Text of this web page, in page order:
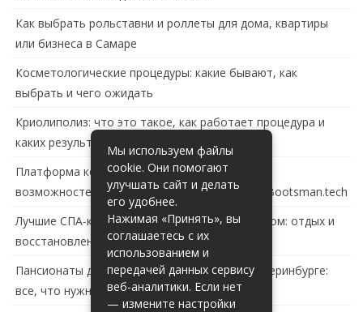
Как выбрать рольставни и роллеты для дома, квартиры
или бизнеса в Самаре
Косметологические процедуры: какие бывают, как
выбрать и чего ожидать
Криолиполиз: что это такое, как работает процедура и
каких результатов ждать
Платформа контейнеризации в России: обзор
возможностей и перспектив развития сайта Bootsman.tech
Лучшие СПА-комплексы в Тольятти с бассейном: отдых и
восстановление за городом
Пансионаты для пожилых с деменцией в Екатеринбурге:
все, что нужно знать
Мы используем файлы
cookie. Они помогают
улучшать сайт и делать
его удобнее.
Нажимая «Принять», вы
соглашаетесь с их
использованием и
передачей данных сервису
веб-аналитики. Если нет
— измените настройки